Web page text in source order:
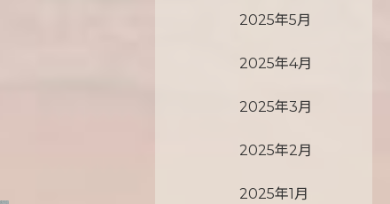
2025年5月
2025年4月
2025年3月
2025年2月
2025年1月